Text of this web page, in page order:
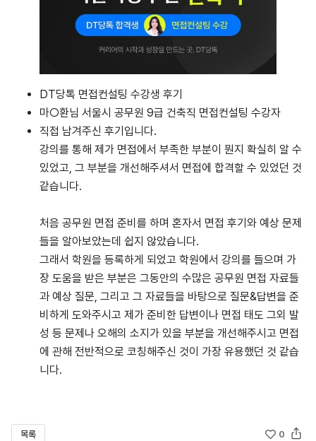
DT당톡 면접컨설팅 수강생 후기
마○환님 서울시 공무원 9급 건축직 면접컨설팅 수강자
직접 남겨주신 후기입니다.
강의를 통해 제가 면접에서 부족한 부분이 뭔지 확실히 알 수
있었고, 그 부분을 개선해주셔서 면접에 합격할 수 있었던 것
같습니다.
처음 공무원 면접 준비를 하며 혼자서 면접 후기와 예상 문제
들을 알아보았는데 쉽지 않았습니다.
그래서 학원을 등록하게 되었고 학원에서 강의를 들으며 가
장 도움을 받은 부분은 그동안의 수많은 공무원 면접 자료들
과 예상 질문, 그리고 그 자료들을 바탕으로 질문&답변을 준
비하게 도와주시고 제가 준비한 답변이나 면접 태도 그외 발
성 등 문제나 오해의 소지가 있을 부분을 개선해주시고 면접
에 관해 전반적으로 코칭해주신 것이 가장 유용했던 것 같습
니다.
목록 0